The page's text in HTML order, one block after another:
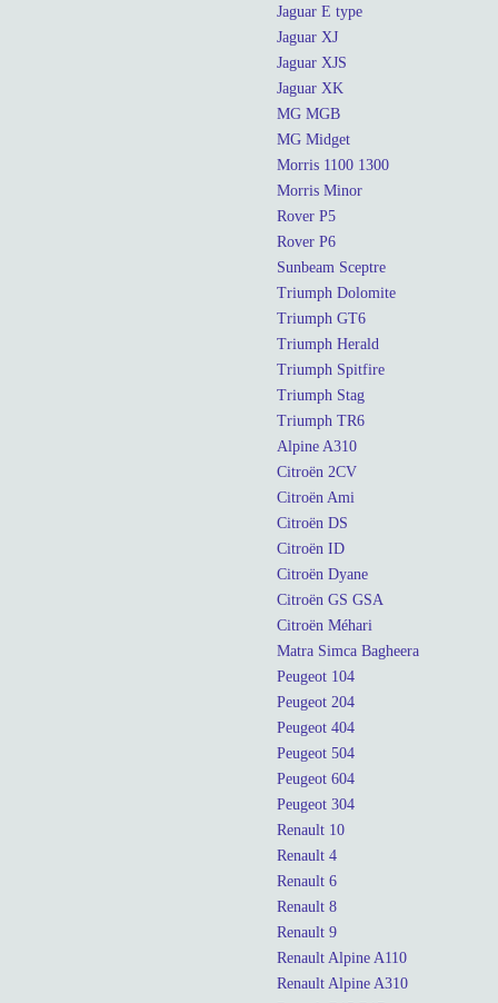
Jaguar E type
Jaguar XJ
Jaguar XJS
Jaguar XK
MG MGB
MG Midget
Morris 1100 1300
Morris Minor
Rover P5
Rover P6
Sunbeam Sceptre
Triumph Dolomite
Triumph GT6
Triumph Herald
Triumph Spitfire
Triumph Stag
Triumph TR6
Alpine A310
Citroën 2CV
Citroën Ami
Citroën DS
Citroën ID
Citroën Dyane
Citroën GS GSA
Citroën Méhari
Matra Simca Bagheera
Peugeot 104
Peugeot 204
Peugeot 404
Peugeot 504
Peugeot 604
Peugeot 304
Renault 10
Renault 4
Renault 6
Renault 8
Renault 9
Renault Alpine A110
Renault Alpine A310